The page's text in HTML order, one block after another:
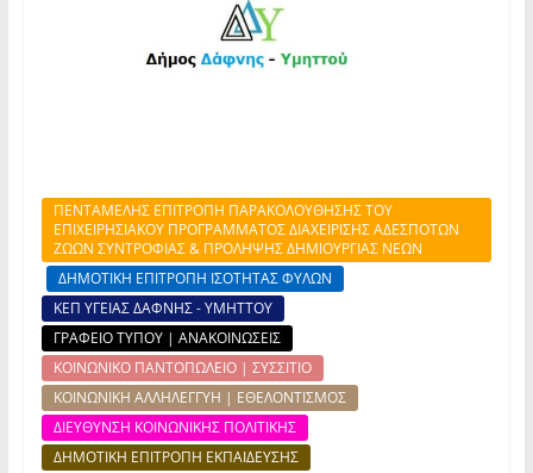
ΠΕΝΤΑΜΕΛΗΣ ΕΠΙΤΡΟΠΗ ΠΑΡΑΚΟΛΟΥΘΗΣΗΣ ΤΟΥ
ΕΠΙΧΕΙΡΗΣΙΑΚΟΥ ΠΡΟΓΡΑΜΜΑΤΟΣ ΔΙΑΧΕΙΡΙΣΗΣ ΑΔΕΣΠΟΤΩΝ
ΖΩΩΝ ΣΥΝΤΡΟΦΙΑΣ & ΠΡΟΛΗΨΗΣ ΔΗΜΙΟΥΡΓΙΑΣ ΝΕΩΝ
ΔΗΜΟΤΙΚΗ ΕΠΙΤΡΟΠΗ ΙΣΟΤΗΤΑΣ ΦΥΛΩΝ
ΚΕΠ ΥΓΕΙΑΣ ΔΑΦΝΗΣ - ΥΜΗΤΤΟΥ
ΓΡΑΦΕΙΟ ΤΥΠΟΥ | ΑΝΑΚΟΙΝΩΣΕΙΣ
ΚΟΙΝΩΝΙΚΟ ΠΑΝΤΟΠΩΛΕΙΟ | ΣΥΣΣΙΤΙΟ
ΚΟΙΝΩΝΙΚΗ ΑΛΛΗΛΕΓΓΥΗ | ΕΘΕΛΟΝΤΙΣΜΟΣ
ΔΙΕΥΘΥΝΣΗ ΚΟΙΝΩΝΙΚΗΣ ΠΟΛΙΤΙΚΗΣ
ΔΗΜΟΤΙΚΗ ΕΠΙΤΡΟΠΗ ΕΚΠΑΙΔΕΥΣΗΣ